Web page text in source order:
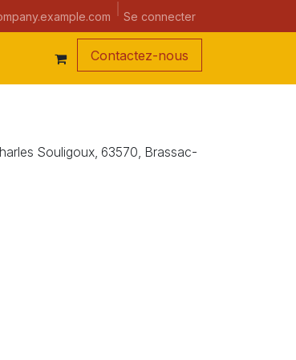
Se connecter
Contactez-nous
Souligoux, 63570, Brassac-